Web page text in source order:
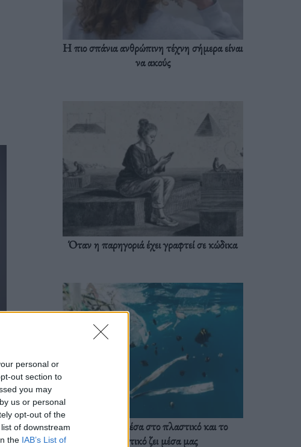
personal or
out section to
you may
us or personal
opt-out of the
of downstream
the IAB’s List of
Η πιο σπάνια ανθρώπινη τέχνη σήμερα είναι
να ακούς
Όταν η παρηγοριά έχει γραφτεί σε κώδικα
Ζούμε ήδη μέσα στο πλαστικό και το
πλαστικό ζει μέσα μας